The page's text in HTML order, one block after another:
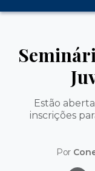
Estão
inscrições
Por